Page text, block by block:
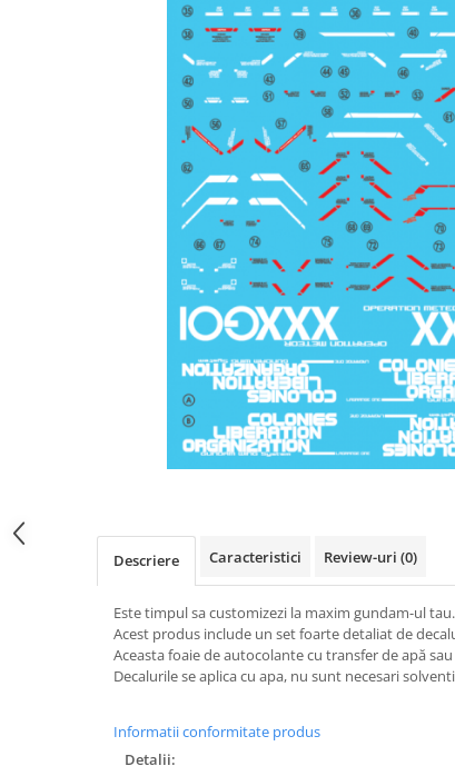
Descriere Caracteristici Review-uri (0)
Este timpul sa customizezi la maxim gundam-ul tau.
Acest produs include un set foarte detaliat de
Aceasta foaie de autocolante cu transfer de apă
Decalurile se aplica cu apa, nu sunt necesari
Informatii conformitate produs
Detalii: